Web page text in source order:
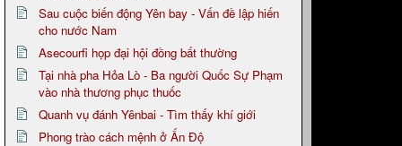
Sau cuộc biến động Yên bay - Vấn đề lập hiến
cho nước Nam
Asecourfi họp đại hội đồng bất thường
Tại nhà pha Hỏa Lò - Ba người Quốc Sự Phạm
vào nhà thương phục thuốc
Quanh vụ đánh Yênbai - Tìm thấy khí giới
Phong trào cách mệnh ở Ấn Độ